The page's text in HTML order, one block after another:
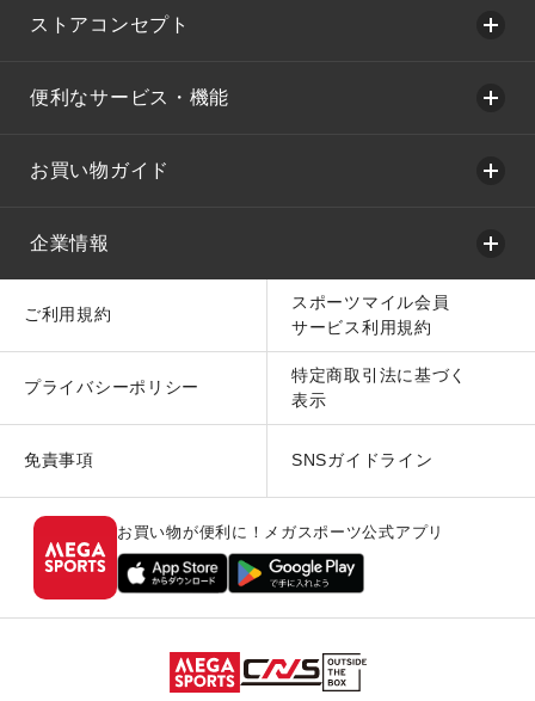
ストアコンセプト
便利なサービス・機能
お買い物ガイド
企業情報
ご利用規約
スポーツマイル会員
サービス利用規約
プライバシーポリシー
特定商取引法に基づく
表示
免責事項 SNSガイドライン
お買い物が便利に！メガスポーツ公式アプリ